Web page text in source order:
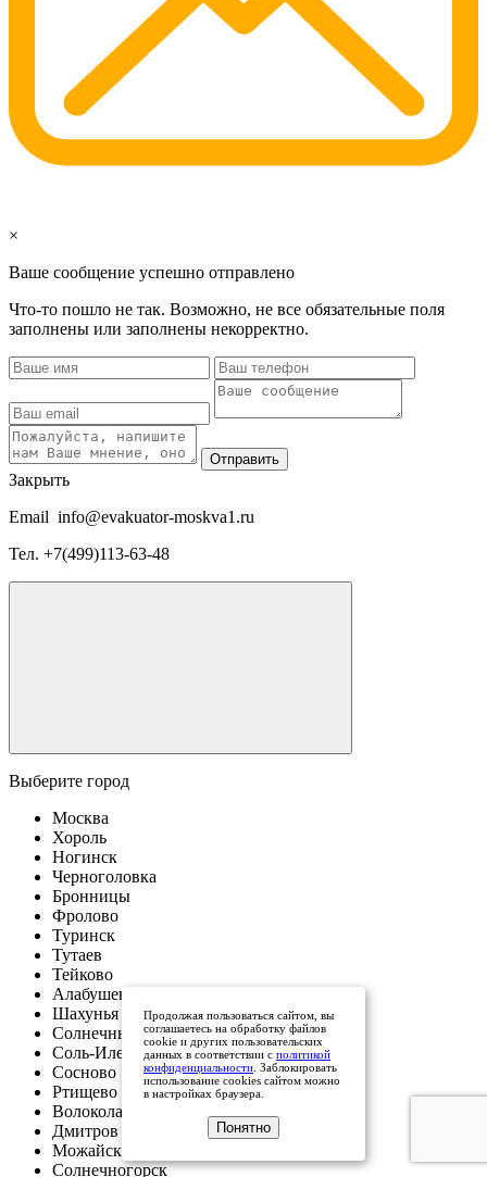
×
Ваше сообщение успешно отправлено
Что-то пошло не так. Возможно, не все обязательные поля
заполнены или заполнены некорректно.
Отправить
Закрыть
Email info@evakuator-moskva1.ru
Тел. +7(499)113-63-48
Выберите город
Москва
Хороль
Ногинск
Черноголовка
Бронницы
Фролово
Туринск
Тутаев
Тейково
Алабушево
Шахунья
Солнечный
Соль-Илецк
Сосново
Ртищево
Волоколамск
Дмитров
Можайск
Солнечногорск
Продолжая пользоваться сайтом, вы
соглашаетесь на обработку файлов
cookie и других пользовательских
данных в соответствии с политикой
конфиденциальности . Заблокировать
использование cookies сайтом можно
в настройках браузера.
Понятно